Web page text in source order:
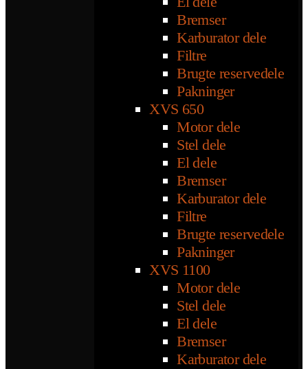
Bremser
Karburator dele
Filtre
Brugte reservedele
Pakninger
XVS 650
Motor dele
Stel dele
El dele
Bremser
Karburator dele
Filtre
Brugte reservedele
Pakninger
XVS 1100
Motor dele
Stel dele
El dele
Bremser
Karburator dele